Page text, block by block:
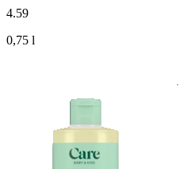
4.59
0,75 l